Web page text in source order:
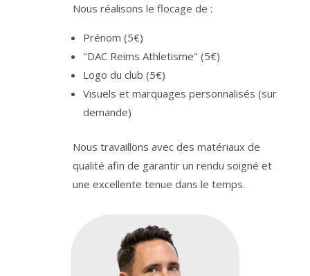
Nous réalisons le flocage de :
Prénom (5€)
"DAC Reims Athletisme" (5€)
Logo du club (5€)
Visuels et marquages personnalisés (sur
demande)
Nous travaillons avec des matériaux de
qualité afin de garantir un rendu soigné et
une excellente tenue dans le temps.